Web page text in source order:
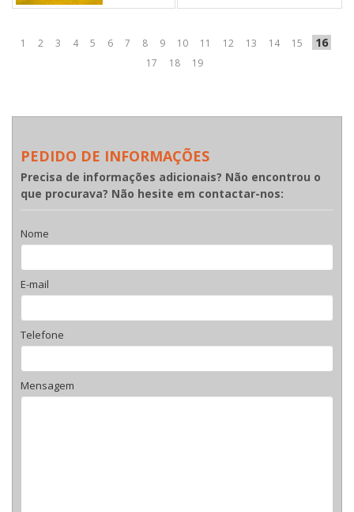
1 2 3 4 5 6 7 8 9 10 11 12 13 14 15 16
17 18 19
PEDIDO DE INFORMAÇÕES
Precisa de informações adicionais? Não encontrou o
que procurava? Não hesite em contactar-nos:
Nome
E-mail
Telefone
Mensagem